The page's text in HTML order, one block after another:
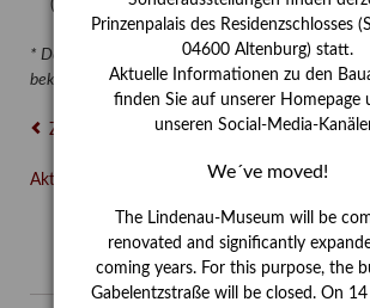
(nicht öffentlich)*
* Details hierzu werden während der
bekanntgegeben
Zurück
Aktuelles in der Übersicht
Prinzenpalais des Residenzschlosses
04600 Altenburg) statt.
Aktuelle Informationen zu den
finden Sie auf unserer Homepage
unseren Social-Media-
We´ve moved!
The Lindenau-Museum will be
renovated and significantly
coming years. For this purpose, the
Gabelentzstraße will be closed. On